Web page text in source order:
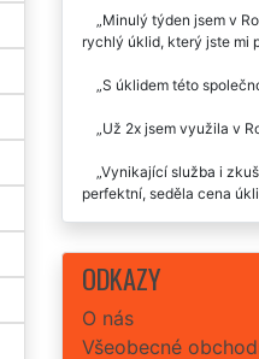
Minulý týden jsem v
rychlý úklid, který jste mi
S úklidem této
Už 2x jsem využila v
Vynikající služba i
perfektní, seděla cena
každému vyzkoušet.
ODKAZY
O nás
Všeobecné